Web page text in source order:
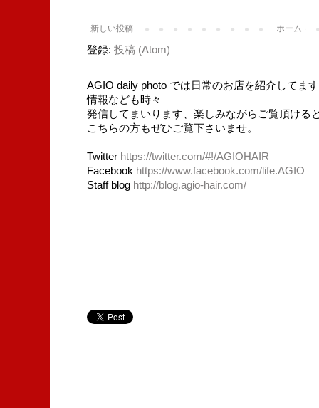
新しい投稿 ホーム
登録: 投稿 (Atom)
AGIO daily photo では日常のお店を紹介してま
情報なども時々
発信してまいります、楽しみながらご覧頂ける
こちらの方もぜひご覧下さいませ。
Twitter https://twitter.com/#!/AGIOHAIR
Facebook https://www.facebook.com/life.AGIO
Staff blog http://blog.agio-hair.com/